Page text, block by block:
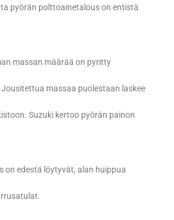
pyörän polttoainetalous on entistä
massan määrää on pyritty
massaa puolestaan laskee
Suzuki kertoo pyörän painon
on edestä löytyvät, alan huippua